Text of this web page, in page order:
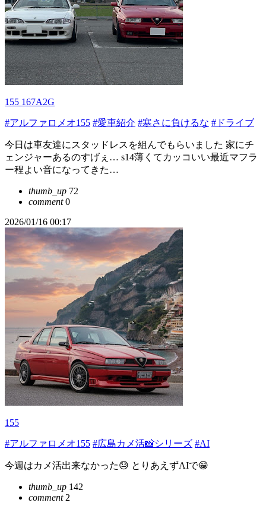
155 167A2G
#アルファロメオ155 #愛車紹介 #寒さに負けるな #ドライブ
今日は車友達にスタッドレスを組んでもらいました 家にチ
ェンジャーあるのすげぇ… s14薄くてカッコいい最近マフラ
ー程よい音になってきた…
thumb_up 72
comment0
2026/01/16 00:17
155
#アルファロメオ155 #広島カメ活📸シリーズ #AI
今週はカメ活出来なかった😓 とりあえずAIで😁
thumb_up 142
comment2